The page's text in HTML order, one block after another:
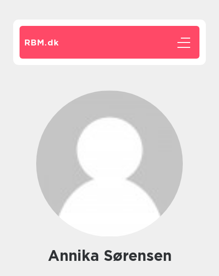
RBM.dk
Annika Sørensen